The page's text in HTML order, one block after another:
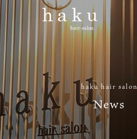
haku hair salon
News